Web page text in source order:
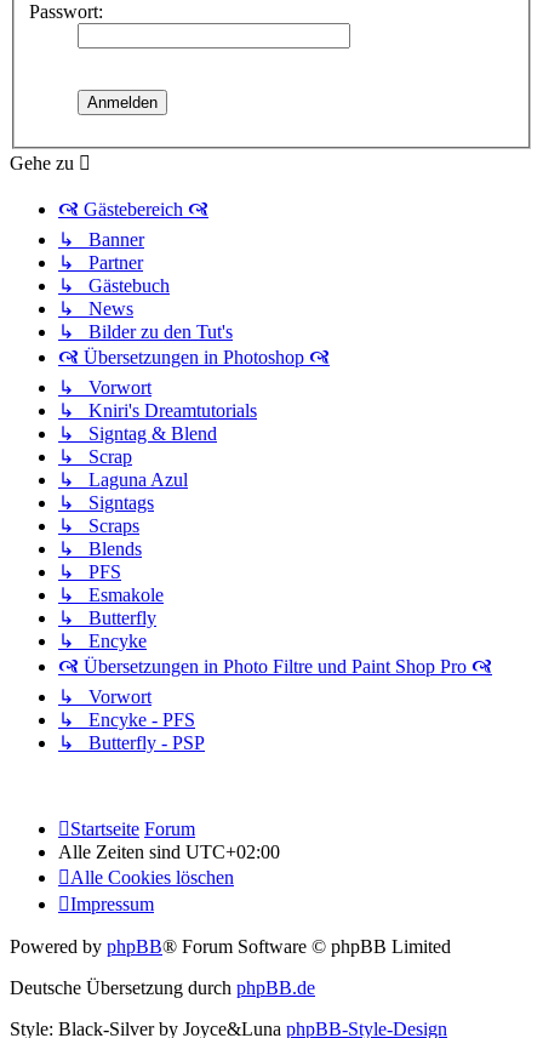
Passwort:
Gehe zu
🙧 Gästebereich 🙧
↳ Banner
↳ Partner
↳ Gästebuch
↳ News
↳ Bilder zu den Tut's
🙧 Übersetzungen in Photoshop 🙧
↳ Vorwort
↳ Kniri's Dreamtutorials
↳ Signtag & Blend
↳ Scrap
↳ Laguna Azul
↳ Signtags
↳ Scraps
↳ Blends
↳ PFS
↳ Esmakole
↳ Butterfly
↳ Encyke
🙧 Übersetzungen in Photo Filtre und Paint Shop Pro 🙧
↳ Vorwort
↳ Encyke - PFS
↳ Butterfly - PSP
Startseite Forum
Alle Zeiten sind UTC+02:00
Alle Cookies löschen
Impressum
Powered by phpBB® Forum Software © phpBB Limited
Deutsche Übersetzung durch phpBB.de
Style: Black-Silver by Joyce&Luna phpBB-Style-Design